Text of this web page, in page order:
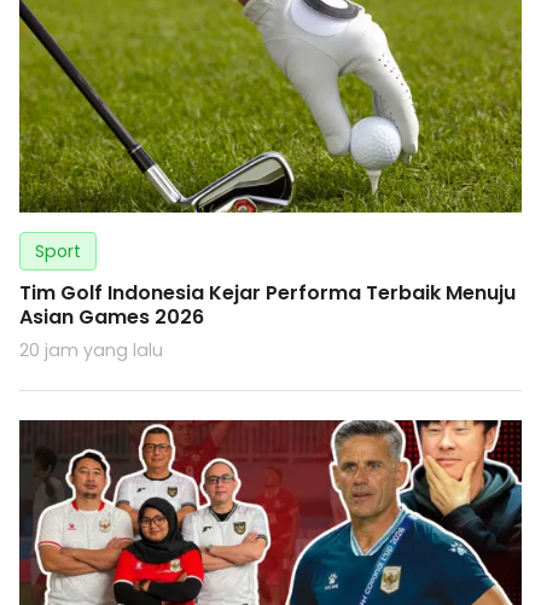
Sport
Tim Golf Indonesia Kejar Performa Terbaik Menuju
Asian Games 2026
20 jam yang lalu